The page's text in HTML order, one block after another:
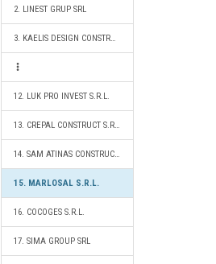
2. LINEST GRUP SRL
3. KAELIS DESIGN CONSTRUCT S.R.L.
12. LUK PRO INVEST S.R.L.
13. CREPAL CONSTRUCT S.R.L.
14. SAM ATINAS CONSTRUCT S.R.L.
15. MARLOSAL S.R.L.
16. COCOGES S.R.L.
17. SIMA GROUP SRL